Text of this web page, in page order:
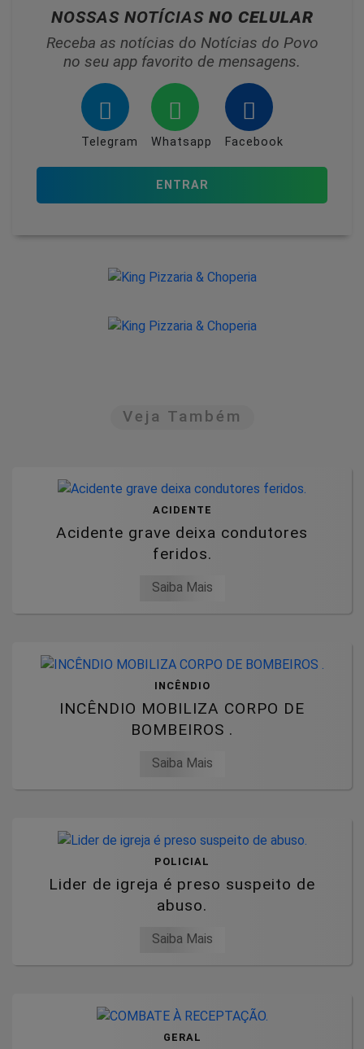
NOSSAS NOTÍCIAS NO CELULAR
Receba as notícias do Notícias do Povo
no seu app favorito de mensagens.
Telegram Whatsapp Facebook
ENTRAR
Veja Também
ACIDENTE
Acidente grave deixa condutores
feridos.
Saiba Mais
INCÊNDIO
INCÊNDIO MOBILIZA CORPO DE
BOMBEIROS .
Saiba Mais
POLICIAL
Lider de igreja é preso suspeito de
abuso.
Saiba Mais
GERAL